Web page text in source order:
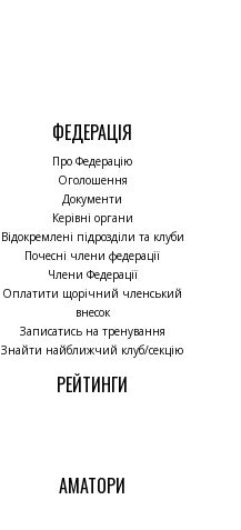
ФЕДЕРАЦІЯ
Про Федерацію
Оголошення
Документи
Керівні органи
Відокремлені підрозділи та клуби
Почесні члени федерації
Члени Федерації
Оплатити щорічний членський
внесок
Записатись на тренування
Знайти найближчий клуб/секцію
РЕЙТИНГИ
АМАТОРИ